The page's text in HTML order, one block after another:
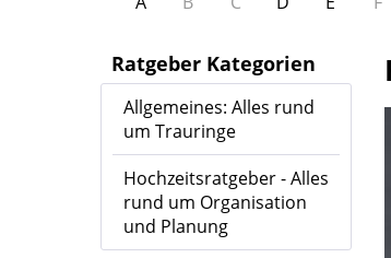
Ratgeber Kategorien
Allgemeines: Alles rund
um Trauringe
Hochzeitsratgeber - Alles
rund um Organisation
und Planung